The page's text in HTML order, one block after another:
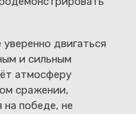
двигаться
и сильным
атмосферу
сражении,
на победе, не